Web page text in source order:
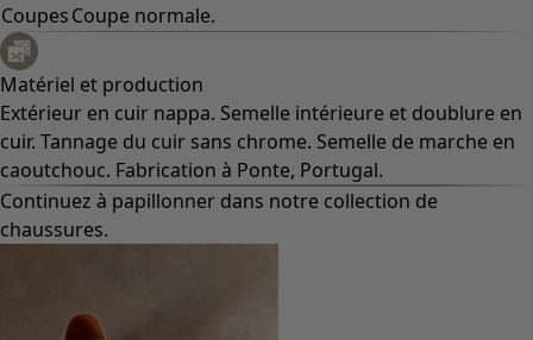
CoupesCoupe normale.
Matériel et production
Extérieur en cuir nappa. Semelle intérieure et doublure en
cuir. Tannage du cuir sans chrome. Semelle de marche en
caoutchouc. Fabrication à Ponte, Portugal.
Continuez à papillonner dans notre collection de
chaussures.